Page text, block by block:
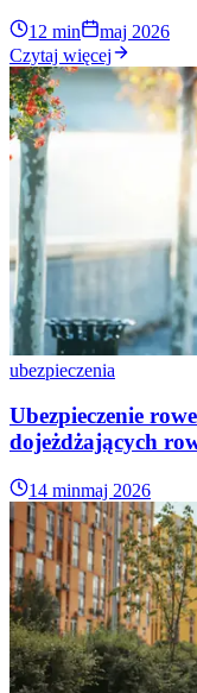
12 min
maj 2026
Czytaj więcej
ubezpieczenia
Ubezpieczenie
dojeżdżających
14 minmaj 2026